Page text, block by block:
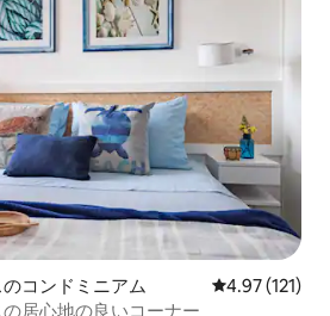
コンドミニアム レビュー121
4.97 (121)
居心地の良いコーナー